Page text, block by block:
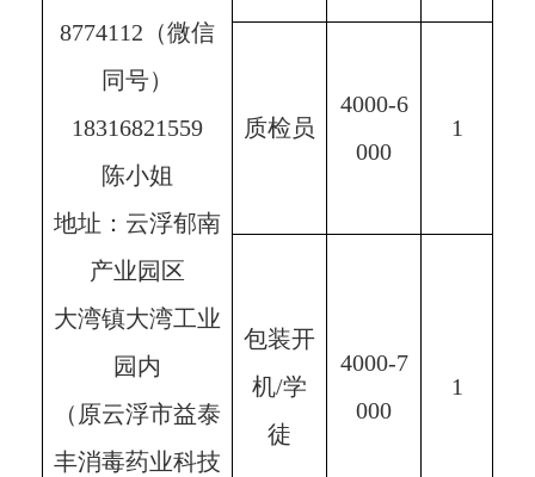
8774112（微信
同号）
18316821559
陈小姐
地址：云浮郁南
产业园区
大湾镇大湾工业
园内
（原云浮市益泰
丰消毒药业科技
质检员
4000-6
000
1
包装开
机/学
徒
4000-7
000
1